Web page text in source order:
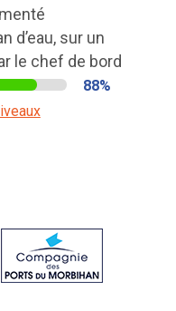
d’eau, sur un
le chef de bord
88%